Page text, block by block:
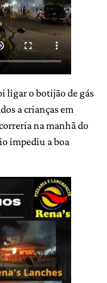
ligar o botijão de gás
a crianças em
na manhã do
impediu a boa